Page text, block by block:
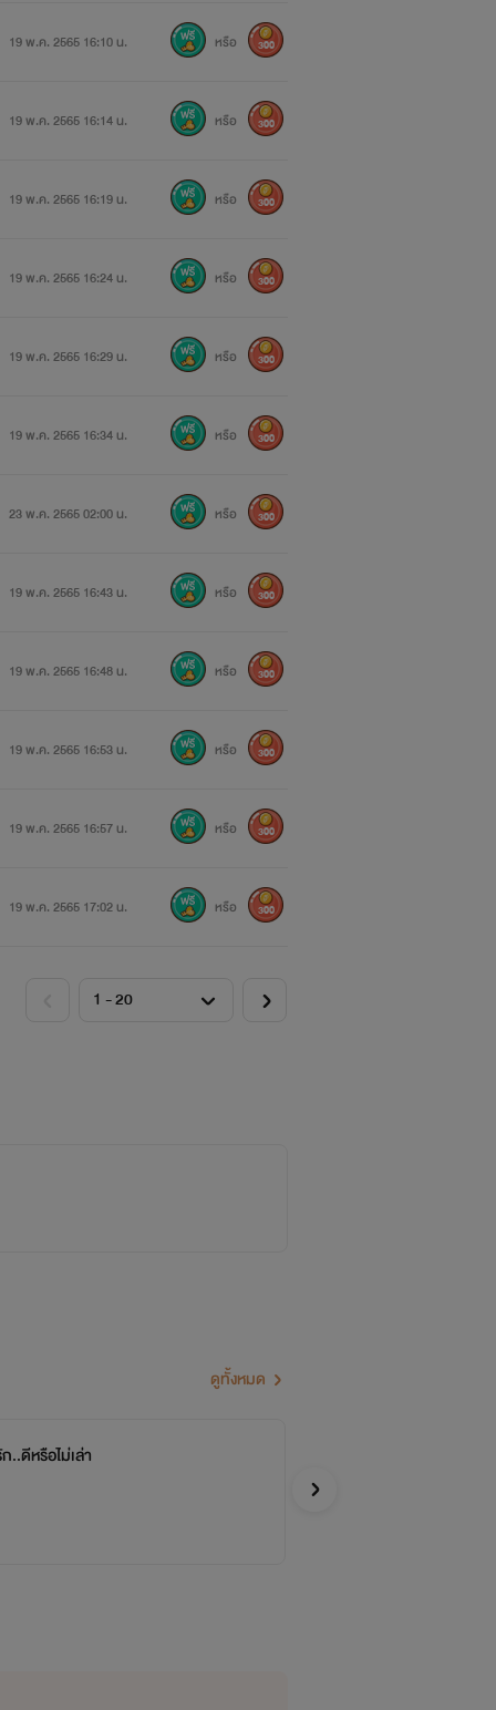
19 พ.ค. 2565 16:10 น. หรือ 300
19 พ.ค. 2565 16:14 น. หรือ 300
19 พ.ค. 2565 16:19 น. หรือ 300
19 พ.ค. 2565 16:24 น. หรือ 300
19 พ.ค. 2565 16:29 น. หรือ 300
19 พ.ค. 2565 16:34 น. หรือ 300
23 พ.ค. 2565 02:00 น. หรือ 300
19 พ.ค. 2565 16:43 น. หรือ 300
19 พ.ค. 2565 16:48 น. หรือ 300
19 พ.ค. 2565 16:53 น. หรือ 300
19 พ.ค. 2565 16:57 น. หรือ 300
19 พ.ค. 2565 17:02 น. หรือ 300
ดูทั้งหมด
..ดีหรือไม่เล่า